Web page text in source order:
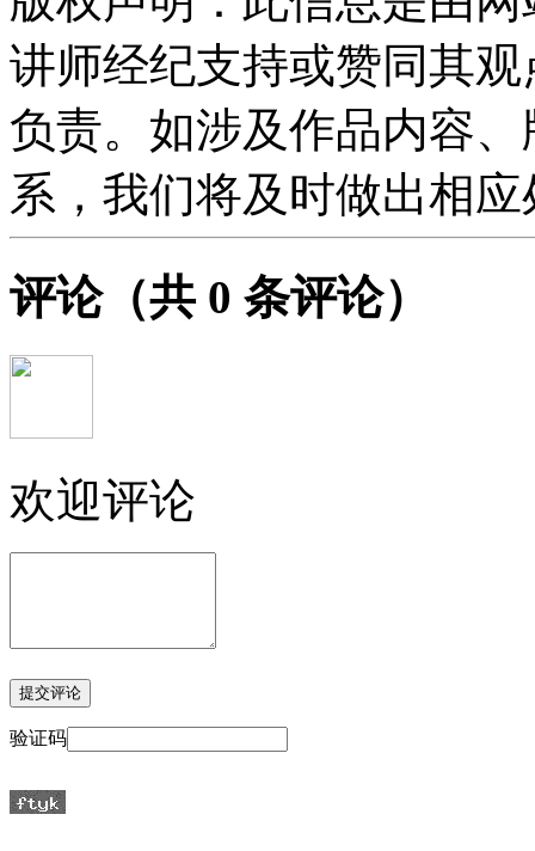
讲师经纪支持或赞同其
负责。如涉及作品内容
系，我们将及时做出相
评论（共 0 条评论）
欢迎评论
验证码